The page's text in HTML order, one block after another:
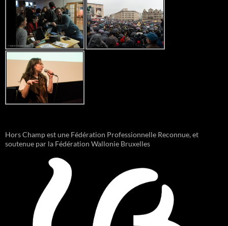
Hors Champ est une Fédération Professionnelle Reconnue, et
soutenue par la Fédération Wallonie Bruxelles